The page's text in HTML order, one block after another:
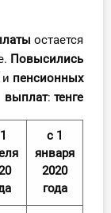
остается
Повысились
и пенсионных
выплат: тенге
с 1
января
2020
года